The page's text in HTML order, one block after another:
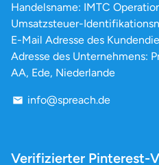
Handelsname: IMTC
Umsatzsteuer-
E-Mail Adresse des
Adresse des Unternehmens:
AA, Ede, Niederlande
email info@spreach.de
Verifizierter Pinterest-